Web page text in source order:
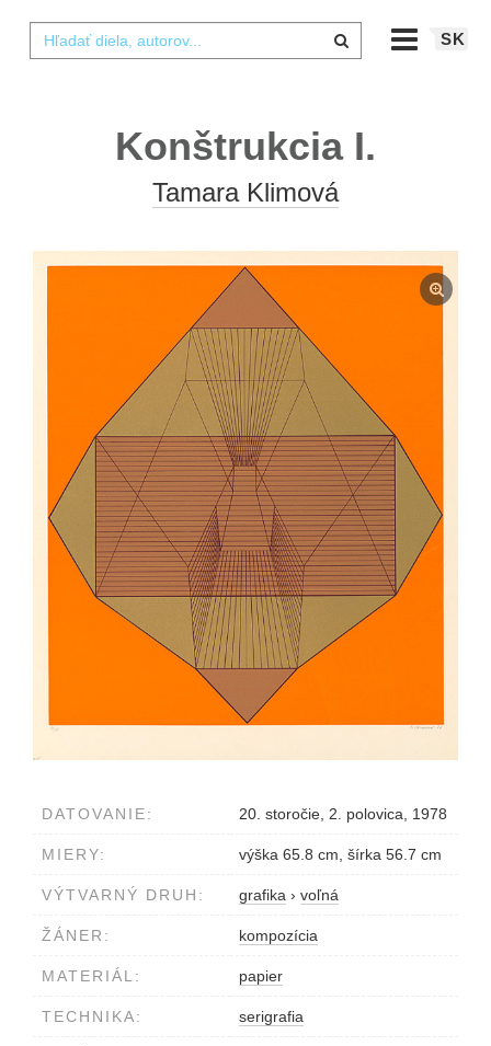
SK
Konštrukcia I.
Tamara Klimová
DATOVANIE: 20. storočie, 2. polovica, 1978
MIERY: výška 65.8 cm, šírka 56.7 cm
VÝTVARNÝ DRUH: grafika › voľná
ŽÁNER: kompozícia
MATERIÁL: papier
TECHNIKA: serigrafia